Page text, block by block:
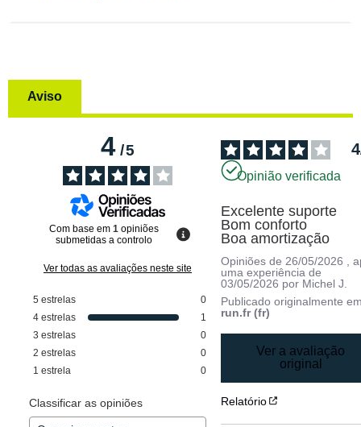
Aviso
4/5
Com base em 1 opiniões
submetidas a controlo
Ver todas as avaliações neste site
5 estrelas
0
4 estrelas
1
3 estrelas
0
2 estrelas
0
1 estrela 0
Classificar as opiniões
4
Opinião verificada
Excelente suporte
Bom conforto
Boa amortização
Opiniões de 26/05/2026
,
uma experiência de
03/05/2026 por Michel J.
Publicado originalmente
run.fr (fr)
Ver a avaliação
original
Relatório